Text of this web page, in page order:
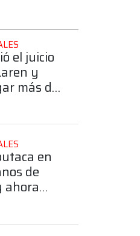
el juicio
y
más de
en
de
ahora